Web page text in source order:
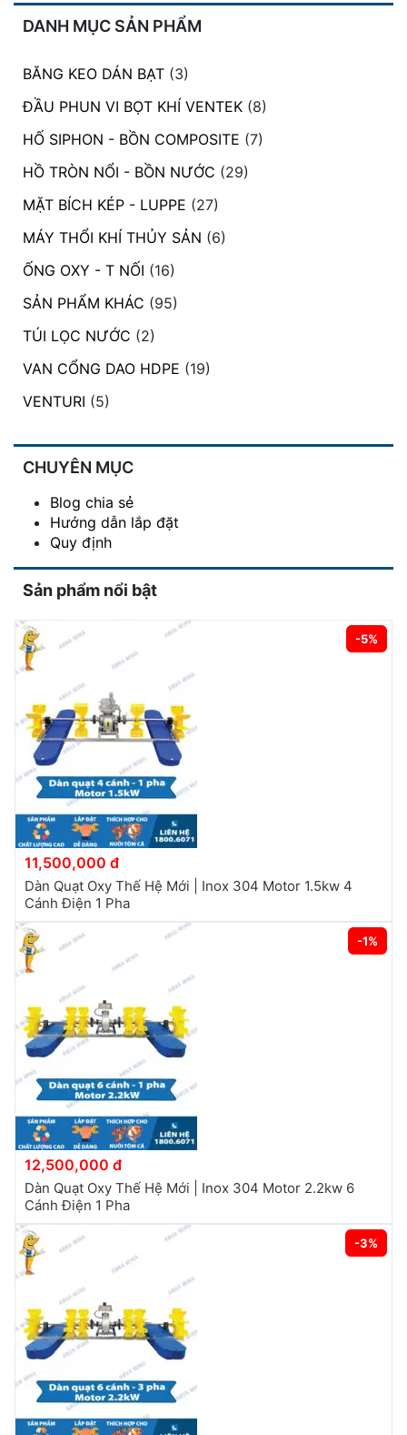
DANH MỤC SẢN PHẨM
BĂNG KEO DÁN BẠT (3)
ĐẦU PHUN VI BỌT KHÍ VENTEK (8)
HỐ SIPHON - BỒN COMPOSITE (7)
HỒ TRÒN NỔI - BỒN NƯỚC (29)
MẶT BÍCH KÉP - LUPPE (27)
MÁY THỔI KHÍ THỦY SẢN (6)
ỐNG OXY - T NỐI (16)
SẢN PHẨM KHÁC (95)
TÚI LỌC NƯỚC (2)
VAN CỔNG DAO HDPE (19)
VENTURI (5)
CHUYÊN MỤC
Blog chia sẻ
Hướng dẫn lắp đặt
Quy định
Sản phẩm nổi bật
-5%
11,500,000 đ
Dàn Quạt Oxy Thế Hệ Mới | Inox 304 Motor 1.5kw 4
Cánh Điện 1 Pha
-1%
12,500,000 đ
Dàn Quạt Oxy Thế Hệ Mới | Inox 304 Motor 2.2kw 6
Cánh Điện 1 Pha
-3%